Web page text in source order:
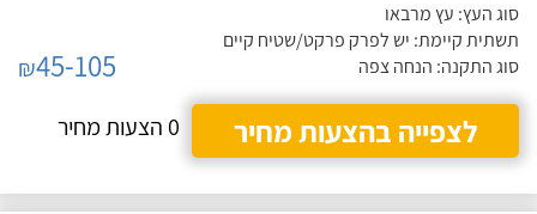
סוג העץ: עץ מרבאו
תשתית קיימת: יש לפרק פרקט/שטיח קיים
סוג התקנה: הנחה צפה
₪45-105
לצפייה בהצעות מחיר
0 הצעות מחיר